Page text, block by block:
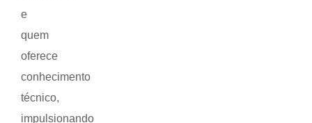
e
quem
oferece
conhecimento
técnico,
impulsionando